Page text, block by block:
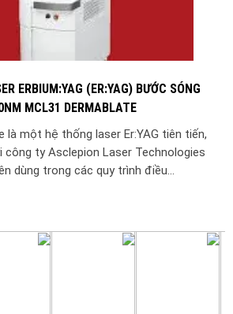
ERBIUM:YAG (ER:YAG) BƯỚC SÓNG
MCL31 DERMABLATE
là một hệ thống laser Er:YAG tiên tiến,
ty Asclepion Laser Technologies
dùng trong các quy trình điều...